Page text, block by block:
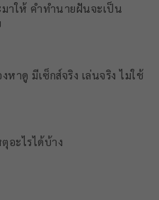
าให้ คำทำนายฝันจะเป็น
าดู มีเซ็กส์จริง เล่นจริง ไม่ใช้
อะไรได้บ้าง